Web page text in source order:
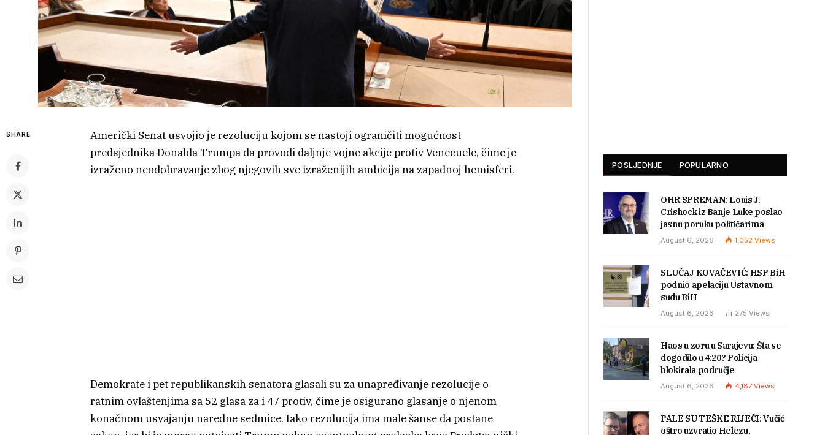
SHARE
Američki Senat usvojio je rezoluciju kojom se nastoji ograničiti mogućnost
predsjednika Donalda Trumpa da provodi daljnje vojne akcije protiv Venecuele, čime je
izraženo neodobravanje zbog njegovih sve izraženijih ambicija na zapadnoj hemisferi.
Demokrate i pet republikanskih senatora glasali su za unapređivanje rezolucije o
ratnim ovlaštenjima sa 52 glasa za i 47 protiv, čime je osigurano glasanje o njenom
konačnom usvajanju naredne sedmice. Iako rezolucija ima male šanse da postane
POSLJEDNJE POPULARNO
OHR SPREMAN: Louis J.
Crishock iz Banje Luke poslao
jasnu poruku političarima
August 6, 2026 1,052 Views
SLUČAJ KOVAČEVIĆ: HSP BiH
podnio apelaciju Ustavnom
sudu BiH
August 6, 2026 275 Views
Haos u zoru u Sarajevu: Šta se
dogodilo u 4:20? Policija
blokirala područje
August 6, 2026 4,187 Views
PALE SU TEŠKE RIJEČI: Vučić
oštro uzvratio Helezu,